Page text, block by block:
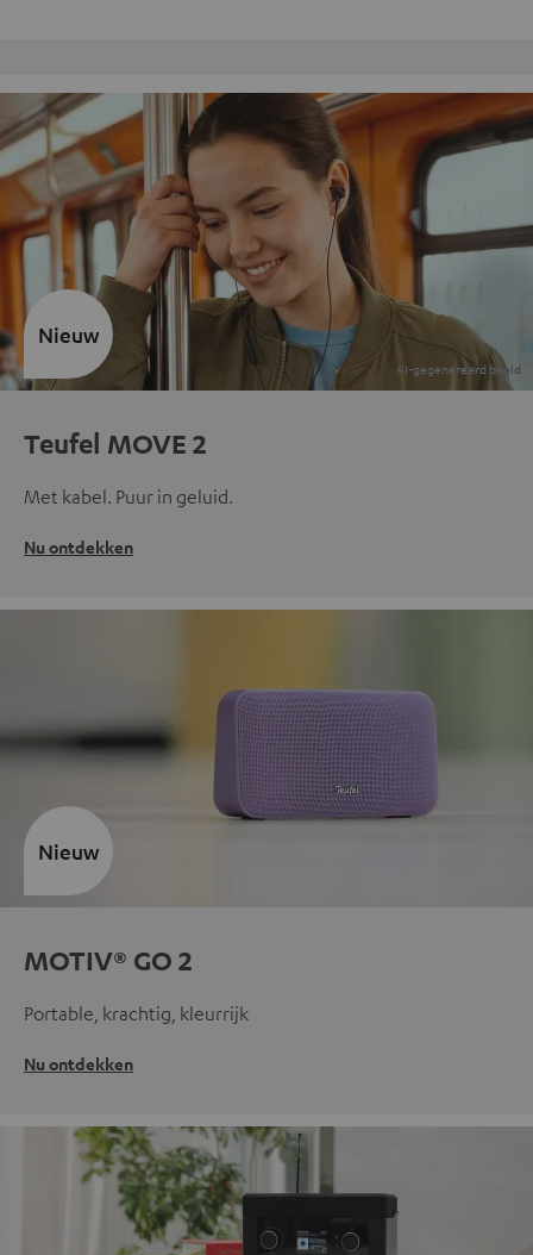
Teufel MOVE 2
Met kabel. Puur in geluid.
Nu ontdekken
Nieuw
MOTIV® GO 2
Portable, krachtig, kleurrijk
Nu ontdekken
Nieuw